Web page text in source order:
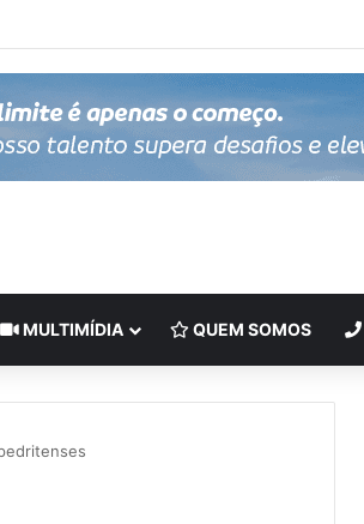
MULTIMÍDIA QUEM SOMOS